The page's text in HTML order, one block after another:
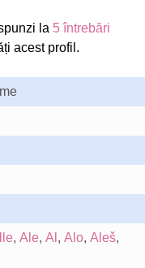
la 5 întrebări
acest profil.
, Ale, Al , Alo, Aleš,